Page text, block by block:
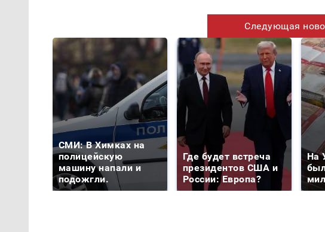
Следующая
СМИ: В Химках на
полицейскую
машину напали и
подожгли.
Где будет встреча
президентов США и
России: Европа?
На